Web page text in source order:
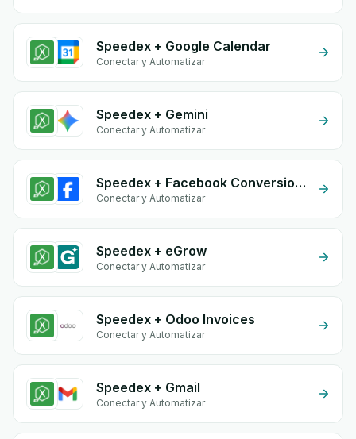
Speedex + Google Calendar
Conectar y Automatizar
Speedex + Gemini
Conectar y Automatizar
Speedex + Facebook Conversion API (CAPI)
Conectar y Automatizar
Speedex + eGrow
Conectar y Automatizar
Speedex + Odoo Invoices
Conectar y Automatizar
Speedex + Gmail
Conectar y Automatizar